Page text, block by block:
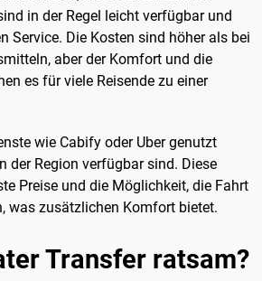
in der Regel leicht verfügbar und
Service. Die Kosten sind höher als bei
aber der Komfort und die
es für viele Reisende zu einer
wie Cabify oder Uber genutzt
der Region verfügbar sind. Diese
Preise und die Möglichkeit, die Fahrt
was zusätzlichen Komfort bietet.
Transfer ratsam?